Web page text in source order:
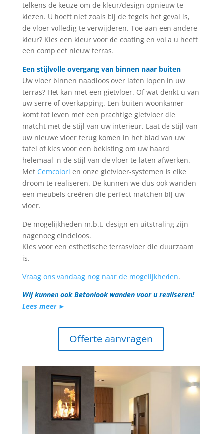
telkens de keuze om de kleur/design opnieuw te
kiezen. U hoeft niet zoals bij de tegels het geval is,
de vloer volledig te verwijderen. Toe aan een andere
kleur? Kies een kleur voor de coating en voila u heeft
een compleet nieuw terras.
Een stijlvolle overgang van binnen naar buiten
Uw vloer binnen naadloos over laten lopen in uw
terras? Het kan met een gietvloer. Of wat denkt u van
uw serre of overkapping. Een buiten woonkamer
komt tot leven met een prachtige gietvloer die
matcht met de stijl van uw interieur. Laat de stijl van
uw nieuwe vloer terug komen in het blad van uw
tafel of kies voor een bekisting om uw haard
helemaal in de stijl van de vloer te laten afwerken.
Met Cemcolori en onze gietvloer-systemen is elke
droom te realiseren. De kunnen we dus ook wanden
een meubels creëren die perfect matchen bij uw
vloer.
De mogelijkheden m.b.t. design en uitstraling zijn
nagenoeg eindeloos.
Kies voor een esthetische terrasvloer die duurzaam
is.
Vraag ons vandaag nog naar de mogelijkheden.
Wij kunnen ook Betonlook wanden voor u realiseren!
Lees meer ►
Offerte aanvragen